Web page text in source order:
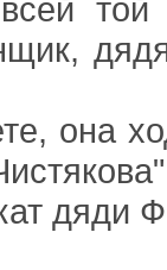
она
дяди